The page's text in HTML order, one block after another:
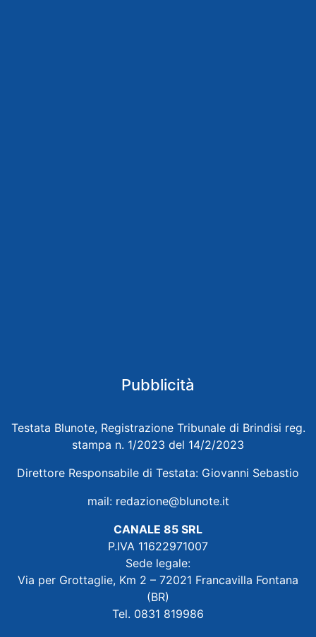
Pubblicità
Testata Blunote, Registrazione Tribunale di Brindisi reg.
stampa n. 1/2023 del 14/2/2023
Direttore Responsabile di Testata: Giovanni Sebastio
mail: redazione@blunote.it
CANALE 85 SRL
P.IVA 11622971007
Sede legale:
Via per Grottaglie, Km 2 – 72021 Francavilla Fontana
(BR)
Tel. 0831 819986